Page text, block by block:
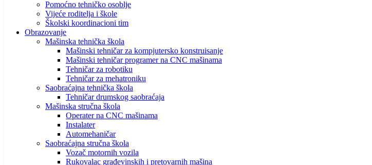
Pomoćno tehničko osoblje
Vijeće roditelja i škole
Školski koordinacioni tim
Obrazovanje
Mašinska tehnička škola
Mašinski tehničar za kompjutersko konstruisanje
Mašinski tehničar programer na CNC mašinama
Tehničar za robotiku
Tehničar za mehatroniku
Saobraćajna tehnička škola
Tehničar drumskog saobraćaja
Mašinska stručna škola
Operater na CNC mašinama
Instalater
Automehaničar
Saobraćajna stručna škola
Vozač motornih vozila
Rukovalac građevinskih i pretovarnih mašina